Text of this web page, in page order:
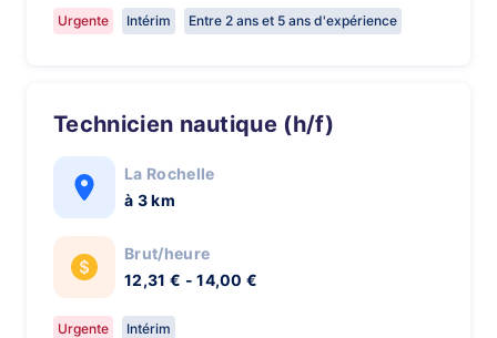
Urgente Intérim Entre 2 ans et 5 ans d'expérience
Technicien nautique (h/f)
La Rochelle
à 3 km
Brut/heure
12,31 € - 14,00 €
Urgente Intérim